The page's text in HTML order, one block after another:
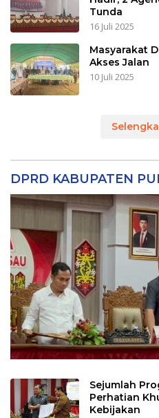
Tunda
16 Juli 2025
Masyarakat
Akses Jalan
10 Juli 2025
DPRD KABUPATEN
Sejumlah
Perhatian
Kebijakan